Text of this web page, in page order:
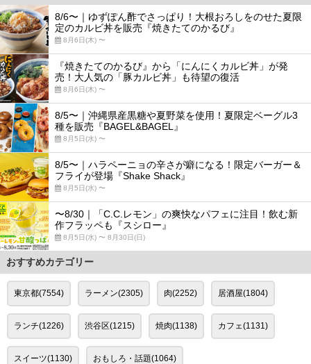
8/6〜｜ゆずぽん酢でさっぱり！大根おろしをのせた夏限
定のカルビ丼を販売『焼きたてのかるび』
8月6日(木) 〜
『焼きたてのかるび』から「にんにくカルビ丼」が発
売！大人気の「豚カルビ丼」も待望の復活
8月6日(木) 〜
8/5〜｜沖縄県産黒糖や夏野菜を使用！夏限定ベーグル3
種を販売『BAGEL&BAGEL』
8月5日(水) 〜
8/5〜｜ハラペーニョの辛さが癖になる！限定バーガー＆
フライが登場『Shake Shack』
8月5日(水) 〜
〜8/30｜「C.C.レモン」の爽快なパフェに注目！飲む新
作フラッペも『スシロー』
8月5日(水) 〜 8月30日(日)
おすすめカテゴリー
東京都(7554) ラーメン(2305) 肉(2252) 居酒屋(1804)
ランチ(1226) 渋谷区(1215) 焼肉(1138) カフェ(1131)
スイーツ(1130) おもしろ・話題(1064)